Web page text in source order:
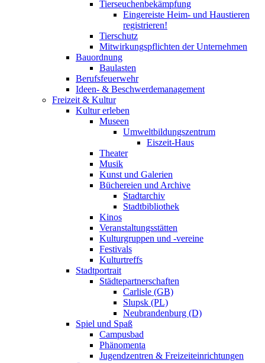
Tierseuchenbekämpfung
Eingereiste Heim- und Haustieren
registrieren!
Tierschutz
Mitwirkungspflichten der Unternehmen
Bauordnung
Baulasten
Berufsfeuerwehr
Ideen- & Beschwerdemanagement
Freizeit & Kultur
Kultur erleben
Museen
Umweltbildungszentrum
Eiszeit-Haus
Theater
Musik
Kunst und Galerien
Büchereien und Archive
Stadtarchiv
Stadtbibliothek
Kinos
Veranstaltungsstätten
Kulturgruppen und -vereine
Festivals
Kulturtreffs
Stadtportrait
Städtepartnerschaften
Carlisle (GB)
Slupsk (PL)
Neubrandenburg (D)
Spiel und Spaß
Campusbad
Phänomenta
Jugendzentren & Freizeiteinrichtungen